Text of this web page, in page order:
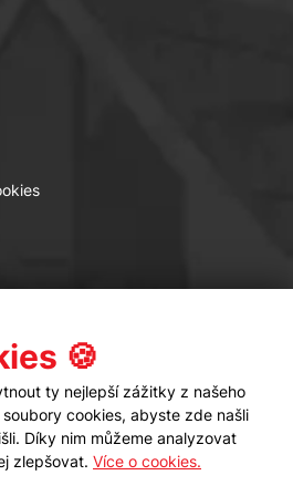
Sledujte nás
🍪
ty nejlepší zážitky z našeho
cookies, abyste zde našli
Díky nim můžeme analyzovat
zlepšovat. Více o cookies.